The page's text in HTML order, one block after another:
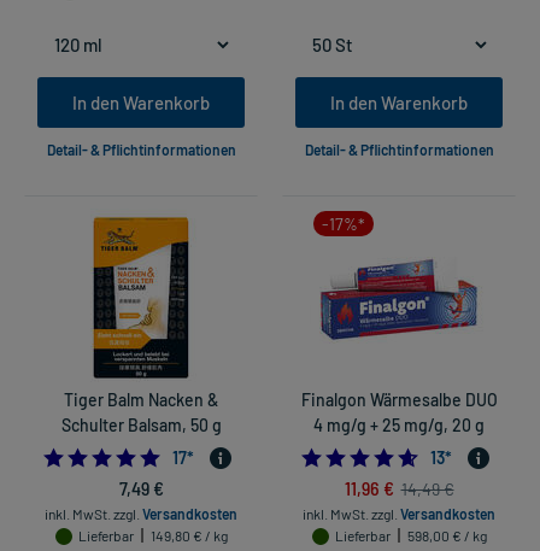
In den Warenkorb
Detail- & Pflichtinformationen
In den Warenkorb
Detail- & Pflichtinformationen
Tiger Balm Nacken &
Schulter Balsam, 50 g
4.823529411764706
17*
7,49 €
inkl. MwSt. zzgl. Versandkosten
Lieferbar
149,80 € / kg
-17%*
Finalgon Wärmesalbe DUO
4 mg/g + 25 mg/g, 20 g
13*
11,96 € 14,49 €
inkl. MwSt. zzgl. Versandkosten
Lieferbar
598,00 € / kg